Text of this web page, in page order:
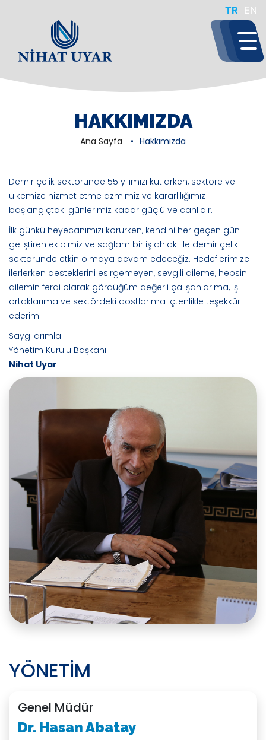
TR EN
HAKKIMIZDA
Ana Sayfa Hakkımızda
Demir çelik sektöründe 55 yılımızı kutlarken, sektöre ve
ülkemize hizmet etme azmimiz ve kararlılığımız
başlangıçtaki günlerimiz kadar güçlü ve canlıdır.
İlk günkü heyecanımızı korurken, kendini her geçen gün
geliştiren ekibimiz ve sağlam bir iş ahlakı ile demir çelik
sektöründe etkin olmaya devam edeceğiz. Hedeflerimize
ilerlerken desteklerini esirgemeyen, sevgili aileme, hepsini
ailemin ferdi olarak gördüğüm değerli çalışanlarıma, iş
ortaklarıma ve sektördeki dostlarıma içtenlikle teşekkür
ederim.
Saygılarımla
Yönetim Kurulu Başkanı
Nihat Uyar
YÖNETİM
Genel Müdür
Dr. Hasan Abatay